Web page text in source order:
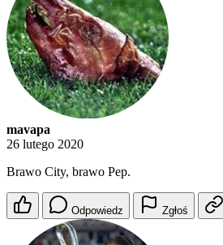
mavapa
26 lutego 2020
Brawo City, brawo Pep.
Odpowiedz Zgłoś